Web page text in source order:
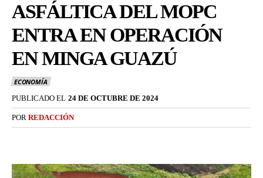
ASFÁLTICA DEL MOPC
ENTRA EN OPERACIÓN
EN MINGA GUAZÚ
ECONOMÍA
PUBLICADO EL 24 DE OCTUBRE DE 2024
POR REDACCIÓN